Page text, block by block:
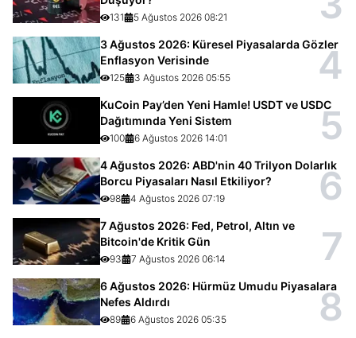
131 5 Ağustos 2026 08:21
3 Ağustos 2026: Küresel Piyasalarda Gözler
Enflasyon Verisinde
125 3 Ağustos 2026 05:55 4
KuCoin Pay’den Yeni Hamle! USDT ve USDC
Dağıtımında Yeni Sistem
100 6 Ağustos 2026 14:01 5
4 Ağustos 2026: ABD'nin 40 Trilyon Dolarlık
Borcu Piyasaları Nasıl Etkiliyor?
98 4 Ağustos 2026 07:19 6
7 Ağustos 2026: Fed, Petrol, Altın ve
Bitcoin'de Kritik Gün
93 7 Ağustos 2026 06:14 7
6 Ağustos 2026: Hürmüz Umudu Piyasalara
Nefes Aldırdı
89 6 Ağustos 2026 05:35 8